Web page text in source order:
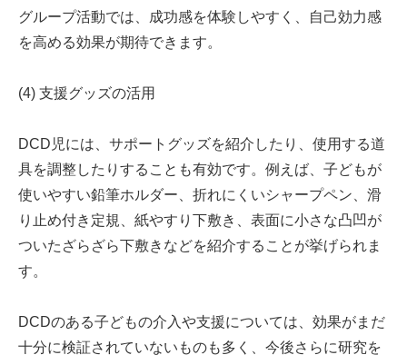
グループ活動では、成功感を体験しやすく、自己効力感
を高める効果が期待できます。
(4) 支援グッズの活用
DCD児には、サポートグッズを紹介したり、使用する道
具を調整したりすることも有効です。例えば、子どもが
使いやすい鉛筆ホルダー、折れにくいシャープペン、滑
り止め付き定規、紙やすり下敷き、表面に小さな凸凹が
ついたざらざら下敷きなどを紹介することが挙げられま
す。
DCDのある子どもの介入や支援については、効果がまだ
十分に検証されていないものも多く、今後さらに研究を